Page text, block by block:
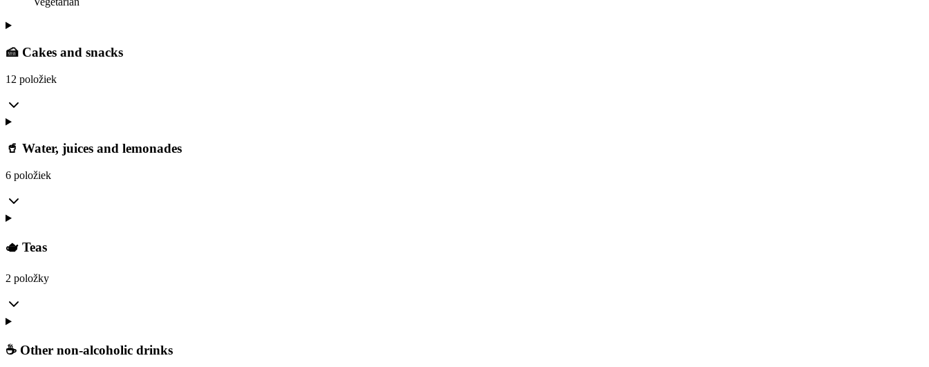
🍰 Cakes and snacks
12 položiek
🥤 Water, juices and lemonades
6 položiek
🫖 Teas
2 položky
☕ Other non-alcoholic drinks